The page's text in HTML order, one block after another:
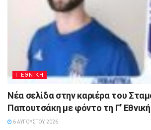
Γ ΕΘΝΙΚΗ
Νέα σελίδα στην καριέρα του
Παπουτσάκη με φόντο τη Γ’ Εθνική
6 ΑΥΓΟΎΣΤΟΥ, 2026